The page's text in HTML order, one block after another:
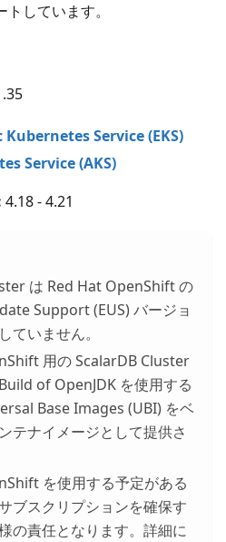
しています。
Service (EKS)
Service (AKS)
4.18 - 4.21
は Red Hat OpenShift の
Support (EUS) バージョ
ていません。
用の ScalarDB Cluster
of OpenJDK を使用する
Base Images (UBI) をベ
テナイメージとして提供さ
を使用する予定がある
ブスクリプションを確保す
の責任となります。詳細に